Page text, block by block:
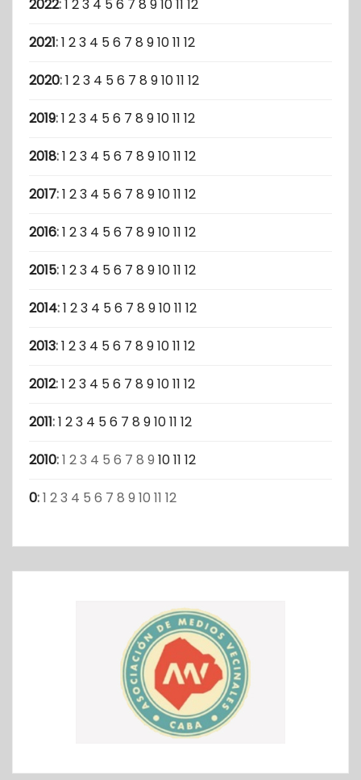
2022:1 23 4 56 7 8 91011 12
2021:1 23 4 56 7 8 91011 12
2020:1 23 4 56 7 8 91011 12
2019:1 23 4 56 7 8 91011 12
2018:1 23 4 56 7 8 91011 12
2017:1 23 4 56 7 8 91011 12
2016:1 23 4 56 7 8 91011 12
2015:1 23 4 56 7 8 91011 12
2014:1 23 4 56 7 8 91011 12
2013:1 23 4 56 7 8 91011 12
2012:1 23 4 56 7 8 91011 12
2011:1 23 4 56 7 8 91011 12
2010:1 23 4 5 6 7 8 9 1011 12
0:1 23 4 5 6 7 8 9 10 11 12